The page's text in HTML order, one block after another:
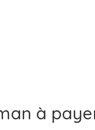
à